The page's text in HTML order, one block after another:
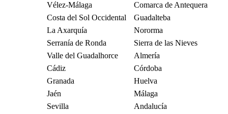
Vélez-Málaga
Comarca de Antequera
Costa del Sol Occidental
Guadalteba
La Axarquía
Nororma
Serranía de Ronda
Sierra de las Nieves
Valle del Guadalhorce
Almería
Cádiz
Córdoba
Granada
Huelva
Jaén
Málaga
Sevilla
Andalucía